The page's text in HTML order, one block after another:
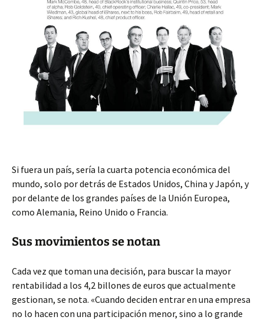
Si fuera un país, sería la cuarta potencia económica del
mundo, solo por detrás de Estados Unidos, China y Japón, y
por delante de los grandes países de la Unión Europea,
como Alemania, Reino Unido o Francia.
Sus movimientos se notan
Cada vez que toman una decisión, para buscar la mayor
rentabilidad a los 4,2 billones de euros que actualmente
gestionan, se nota. «Cuando deciden entrar en una empresa
no lo hacen con una participación menor, sino a lo grande